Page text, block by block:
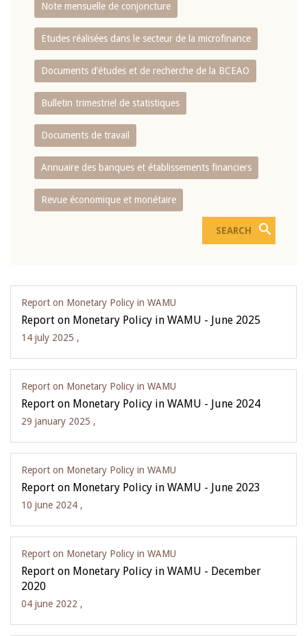
Note mensuelle de conjoncture
Etudes réalisées dans le secteur de la microfinance
Documents d’études et de recherche de la BCEAO
Bulletin trimestriel de statistiques
Documents de travail
Annuaire des banques et établissements financiers
Revue économique et monétaire
Report on Monetary Policy in WAMU
Report on Monetary Policy in WAMU - June 2025
14 july 2025 ,
Report on Monetary Policy in WAMU
Report on Monetary Policy in WAMU - June 2024
29 january 2025 ,
Report on Monetary Policy in WAMU
Report on Monetary Policy in WAMU - June 2023
10 june 2024 ,
Report on Monetary Policy in WAMU
Report on Monetary Policy in WAMU - December
2020
04 june 2022 ,